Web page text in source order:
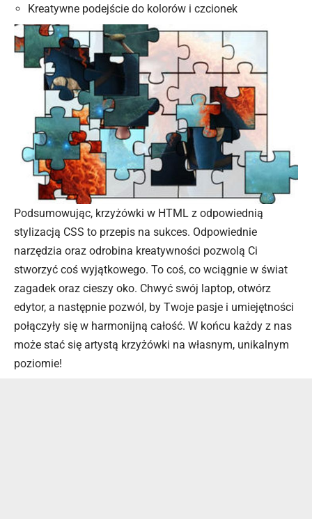
Kreatywne podejście do kolorów i czcionek
Podsumowując, krzyżówki w HTML z odpowiednią
stylizacją CSS to przepis na sukces. Odpowiednie
narzędzia oraz odrobina kreatywności pozwolą Ci
stworzyć coś wyjątkowego. To coś, co wciągnie w świat
zagadek oraz cieszy oko. Chwyć swój laptop, otwórz
edytor, a następnie pozwól, by Twoje pasje i umiejętności
połączyły się w harmonijną całość. W końcu każdy z nas
może stać się artystą krzyżówki na własnym, unikalnym
poziomie!